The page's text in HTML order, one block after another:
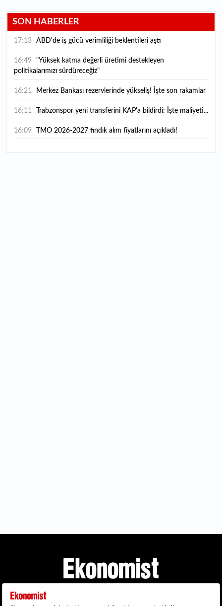
SON HABERLER
17:13 ABD'de iş gücü verimliliği beklentileri aştı
16:49
politikalarımızı sürdüreceğiz"
16:21 Merkez Bankası rezervlerinde yükseliş! İşte son rakamlar
16:11 Trabzonspor yeni transferini KAP'a bildirdi: İşte maliyeti...
16:09 TMO 2026-2027 fındık alım fiyatlarını açıkladı!